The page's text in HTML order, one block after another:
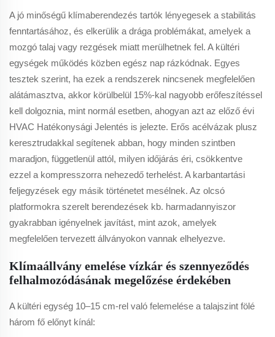
A jó minőségű klímaberendezés tartók lényegesek a stabilitás
fenntartásához, és elkerülik a drága problémákat, amelyek a
mozgó talaj vagy rezgések miatt merülhetnek fel. A kültéri
egységek működés közben egész nap rázkódnak. Egyes
tesztek szerint, ha ezek a rendszerek nincsenek megfelelően
alátámasztva, akkor körülbelül 15%-kal nagyobb erőfeszítéssel
kell dolgoznia, mint normál esetben, ahogyan azt az előző évi
HVAC Hatékonysági Jelentés is jelezte. Erős acélvázak plusz
keresztrudakkal segítenek abban, hogy minden szintben
maradjon, függetlenül attól, milyen időjárás éri, csökkentve
ezzel a kompresszorra nehezedő terhelést. A karbantartási
feljegyzések egy másik történetet mesélnek. Az olcsó
platformokra szerelt berendezések kb. harmadannyiszor
gyakrabban igényelnek javítást, mint azok, amelyek
megfelelően tervezett állványokon vannak elhelyezve.
Klímaállvány emelése vízkár és szennyeződés
felhalmozódásának megelőzése érdekében
A kültéri egység 10–15 cm-rel való felemelése a talajszint fölé
három fő előnyt kínál: